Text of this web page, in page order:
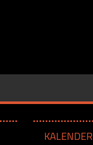
KALENDER